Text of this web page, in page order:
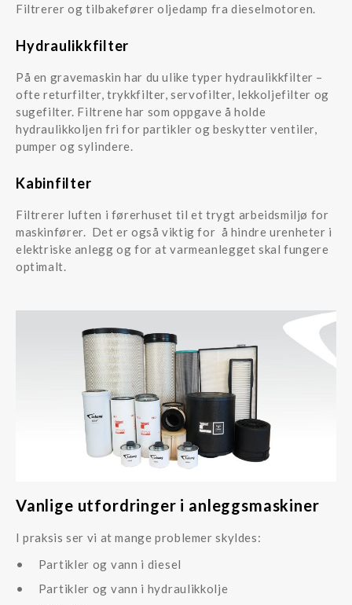
Filtrerer og tilbakefører oljedamp fra dieselmotoren.
Hydraulikkfilter
På en gravemaskin har du ulike typer hydraulikkfilter –
ofte returfilter, trykkfilter, servofilter, lekkoljefilter og
sugefilter. Filtrene har som oppgave å holde
hydraulikkoljen fri for partikler og beskytter ventiler,
pumper og sylindere.
Kabinfilter
Filtrerer luften i førerhuset til et trygt arbeidsmiljø for
maskinfører. Det er også viktig for å hindre urenheter i
elektriske anlegg og for at varmeanlegget skal fungere
optimalt.
Vanlige utfordringer i anleggsmaskiner
I praksis ser vi at mange problemer skyldes:
Partikler og vann i diesel
Partikler og vann i hydraulikkolje